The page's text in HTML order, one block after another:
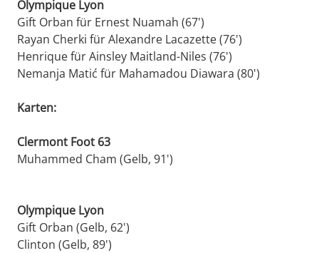
Olympique Lyon
Gift Orban für Ernest Nuamah (67')
Rayan Cherki für Alexandre Lacazette (76')
Henrique für Ainsley Maitland-Niles (76')
Nemanja Matić für Mahamadou Diawara (80')
Karten:
Clermont Foot 63
Muhammed Cham (Gelb, 91')
Olympique Lyon
Gift Orban (Gelb, 62')
Clinton (Gelb, 89')